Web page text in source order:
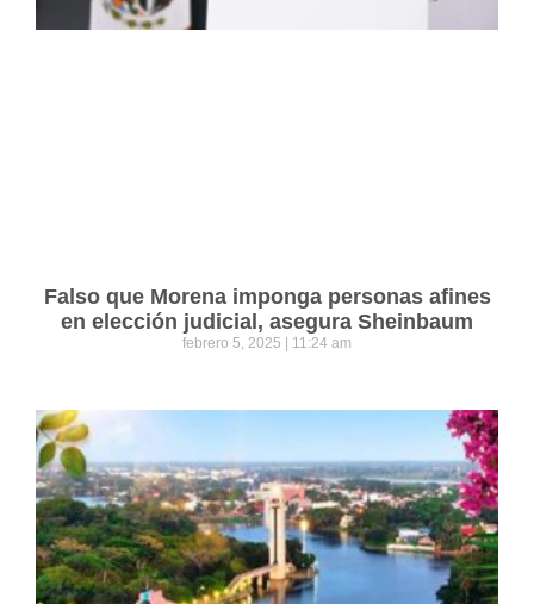
Falso que Morena imponga personas afines
en elección judicial, asegura Sheinbaum
febrero 5, 2025 11:24 am